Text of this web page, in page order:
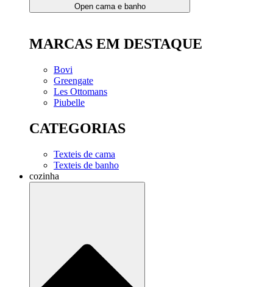
Open cama e banho
MARCAS EM DESTAQUE
Bovi
Greengate
Les Ottomans
Piubelle
CATEGORIAS
Texteis de cama
Texteis de banho
cozinha